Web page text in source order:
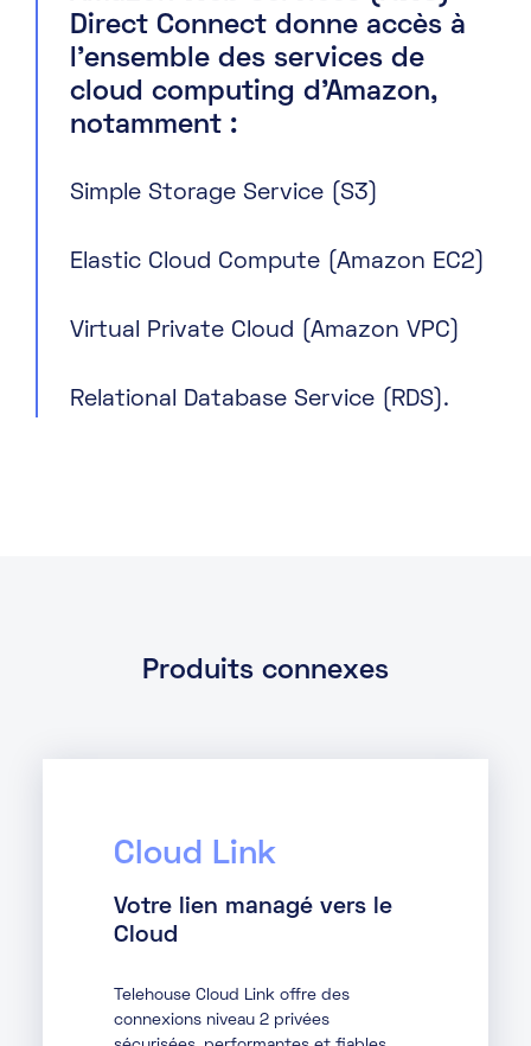
Direct Connect donne accès à
l’ensemble des services de
cloud computing d’Amazon,
notamment :
Simple Storage Service (S3)
Elastic Cloud Compute (Amazon EC2)
Virtual Private Cloud (Amazon VPC)
Relational Database Service (RDS).
Produits connexes
Cloud Link
Votre lien managé vers le
Cloud
Telehouse Cloud Link offre des
connexions niveau 2 privées